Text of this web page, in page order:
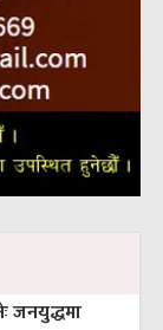
जनयुद्धमा